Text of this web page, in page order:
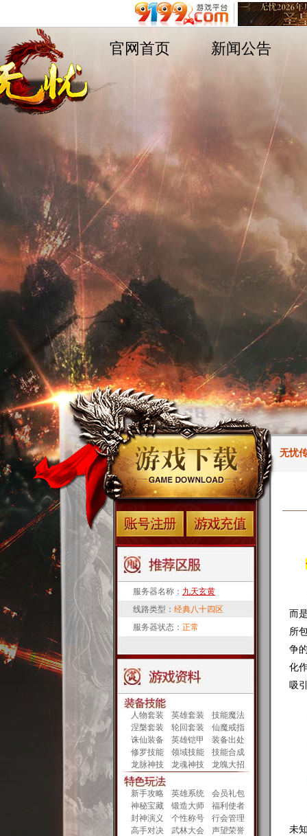
官网首页 新闻公告
服务器名称： 九天玄黄
线路类型： 经典八十四区
服务器状态： 正常
人物套装 英雄套装
技能魔法
涅槃套装
轮回套装
仙魔戒指
诛仙装备
英雄铠甲
装备出处
修罗技能
领域技能
技能合成
龙脉神技
龙魂神技 龙魄大招
新手攻略 英雄系统
会员礼包
神秘宝藏
锻造大师
福利使者
封神演义
个性称号
行会管理
高手对决
武林大会
声望荣誉
无忧
在
而
所
争
化
吸
踏
未